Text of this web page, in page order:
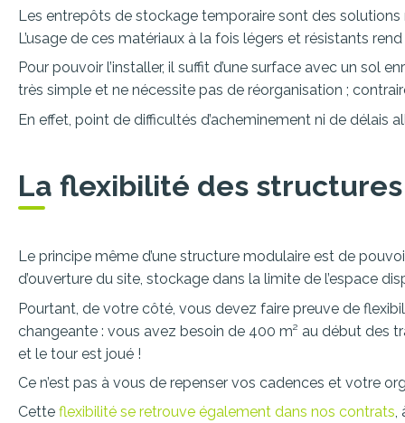
Les entrepôts de stockage temporaire sont des
L’usage de ces matériaux à la fois légers et résistants
Pour pouvoir l’installer, il suffit d’une surface avec un sol
très simple et ne nécessite pas de réorganisation ;
En effet, point de difficultés d’acheminement ni de
La flexibilité des
Le principe même d’une structure modulaire est de
d’ouverture du site, stockage dans la limite de l’espace
Pourtant, de votre côté, vous devez faire preuve de
changeante : vous avez besoin de 400 m² au début des
et le tour est joué !
Ce n’est pas à vous de repenser vos cadences et votre
Cette flexibilité se retrouve également dans nos contrats,